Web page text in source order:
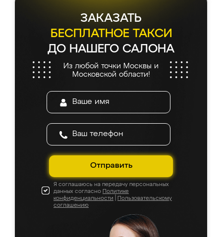
ЗАКАЗАТЬ
БЕСПЛАТНОЕ ТАКСИ
ДО НАШЕГО САЛОНА
Из любой точки Москвы и
Московской области!
Отправить
Я соглашаюсь на передачу персональных
данных согласно Политике
конфиденциальности
Пользовательскому
соглашению